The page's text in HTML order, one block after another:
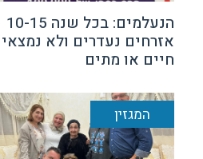
הנעלמים: בכל שנה 10-15
אזרחים נעדרים ולא
חיים או מתים
המגזין